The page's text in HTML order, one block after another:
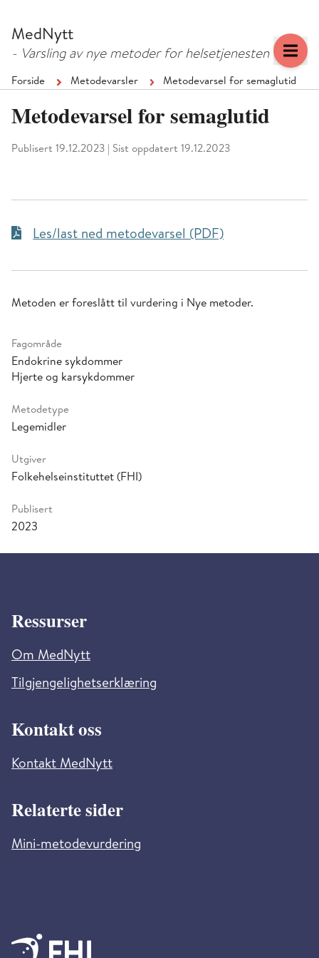
MedNytt
- Varsling av nye metoder for helsetjenesten
Forside Metodevarsler Metodevarsel for semaglutid
Metodevarsel for semaglutid
Publisert 19.12.2023 Sist oppdatert 19.12.2023
Les/last ned metodevarsel (PDF)
Metoden er foreslått til vurdering i Nye metoder.
Fagområde
Endokrine sykdommer
Hjerte og karsykdommer
Metodetype
Legemidler
Utgiver
Folkehelseinstituttet (FHI)
Publisert
2023
Ressurser
Om MedNytt
Tilgjengelighetserklæring
Kontakt oss
Kontakt MedNytt
Relaterte sider
Mini-metodevurdering